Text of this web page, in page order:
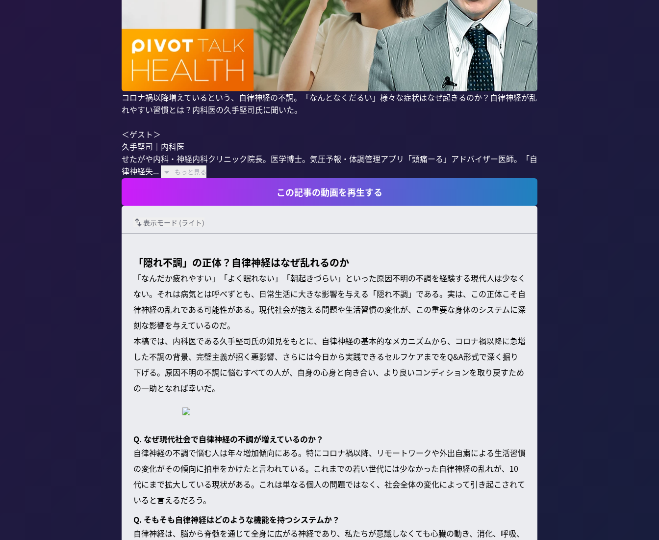
コロナ禍以降増えているという、自律神経の不調。「なんとなくだるい」様々な症状はなぜ起きるのか？自律神経が乱
れやすい習慣とは？内科医の久手堅司氏に聞いた。
＜ゲスト＞
久手堅司｜内科医
せたがや内科・神経内科クリニック院長。医学博士。気圧予報・体調管理アプリ「頭痛ーる」アドバイザー医師。「自
律神経失...
もっと見る
この記事の動画を再生する
表示モード (ライト)
「隠れ不調」の正体？自律神経はなぜ乱れるのか
「なんだか疲れやすい」「よく眠れない」「朝起きづらい」といった原因不明の不調を経験する現代人は少なく
ない。それは病気とは呼べずとも、日常生活に大きな影響を与える「隠れ不調」である。実は、この正体こそ自
律神経の乱れである可能性がある。現代社会が抱える問題や生活習慣の変化が、この重要な身体のシステムに深
刻な影響を与えているのだ。
本稿では、内科医である久手堅司氏の知見をもとに、自律神経の基本的なメカニズムから、コロナ禍以降に急増
した不調の背景、完璧主義が招く悪影響、さらには今日から実践できるセルフケアまでをQ&A形式で深く掘り
下げる。原因不明の不調に悩むすべての人が、自身の心身と向き合い、より良いコンディションを取り戻すため
の一助となれば幸いだ。
Q. なぜ現代社会で自律神経の不調が増えているのか？
自律神経の不調で悩む人は年々増加傾向にある。特にコロナ禍以降、リモートワークや外出自粛による生活習慣
の変化がその傾向に拍車をかけたと言われている。これまでの若い世代には少なかった自律神経の乱れが、10
代にまで拡大している現状がある。これは単なる個人の問題ではなく、社会全体の変化によって引き起こされて
いると言えるだろう。
Q. そもそも自律神経はどのような機能を持つシステムか？
自律神経は、脳から脊髄を通じて全身に広がる神経であり、私たちが意識しなくても心臓の動き、消化、呼吸、